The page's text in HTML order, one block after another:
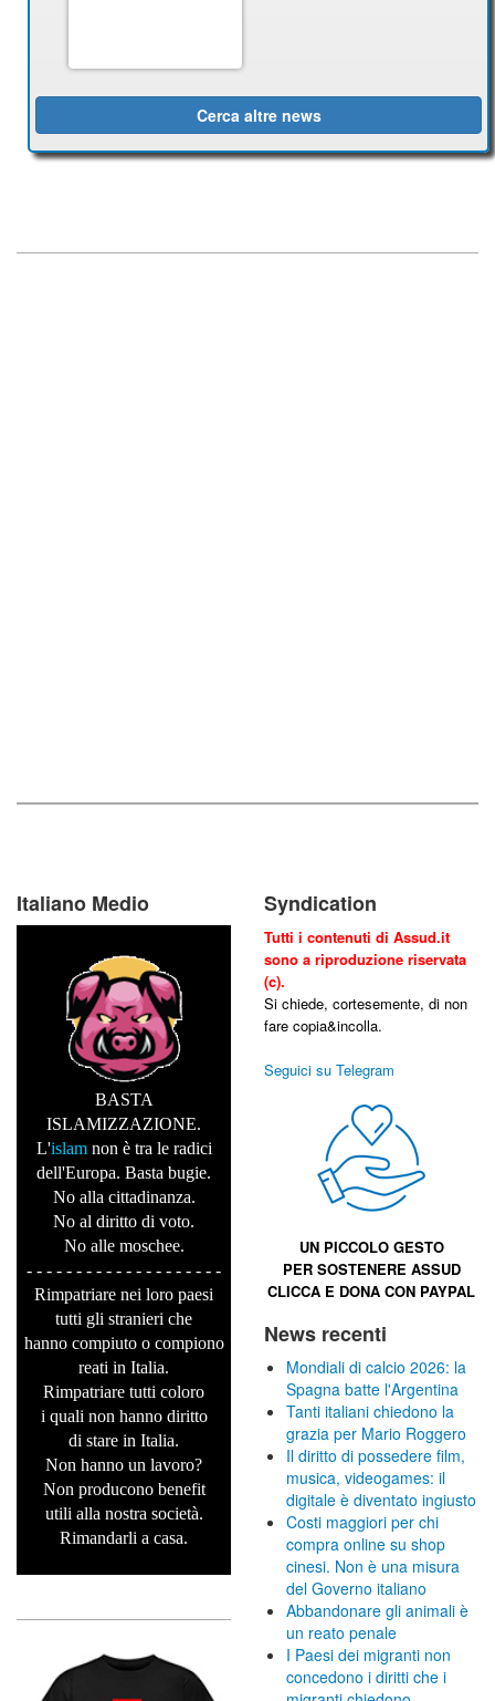
Cerca altre news
Italiano Medio
BASTA
ISLAMIZZAZIONE.
L'islam non è tra le radici
dell'Europa. Basta bugie.
No alla cittadinanza.
No al diritto di voto.
No alle moschee.
- - - - - - - - - - - - - - - - - - - -
Rimpatriare nei loro paesi
tutti gli stranieri che
hanno compiuto o compiono
reati in Italia.
Rimpatriare tutti coloro
i quali non hanno diritto
di stare in Italia.
Non hanno un lavoro?
Non producono benefit
utili alla nostra società.
Rimandarli a casa.
Syndication
Tutti i contenuti di Assud.it
sono a riproduzione riservata
(c).
Si chiede, cortesemente, di non
fare copia&incolla.
Seguici su Telegram
UN PICCOLO GESTO
PER SOSTENERE ASSUD
CLICCA E DONA CON PAYPAL
News recenti
Mondiali di calcio 2026: la
Spagna batte l'Argentina
Tanti italiani chiedono la
grazia per Mario Roggero
Il diritto di possedere film,
musica, videogames: il
digitale è diventato ingiusto
Costi maggiori per chi
compra online su shop
cinesi. Non è una misura
del Governo italiano
Abbandonare gli animali è
un reato penale
I Paesi dei migranti non
concedono i diritti che i